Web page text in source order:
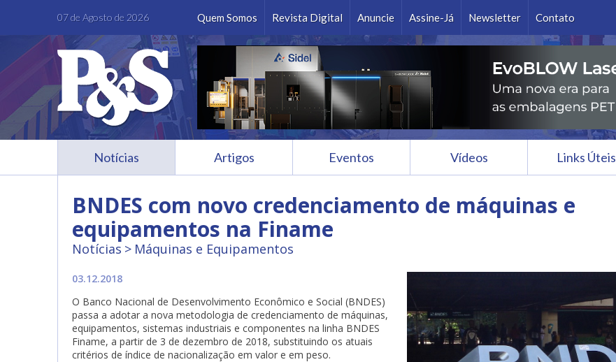
07 de Agosto de 2026 Quem Somos Revista Digital Anuncie Assine-Já Newsletter Contato
Ok
FacebookInstagramLinkedIn
Notícias Artigos Eventos Vídeos Links Úteis
BNDES com novo credenciamento de máquinas e
equipamentos na Finame
Notícias Máquinas e Equipamentos
03.12.2018
O Banco Nacional de Desenvolvimento Econômico e Social (BNDES)
passa a adotar a nova metodologia de credenciamento de máquinas,
equipamentos, sistemas industriais e componentes na linha BNDES
Finame, a partir de 3 de dezembro de 2018, substituindo os atuais
critérios de índice de nacionalização em valor e em peso.